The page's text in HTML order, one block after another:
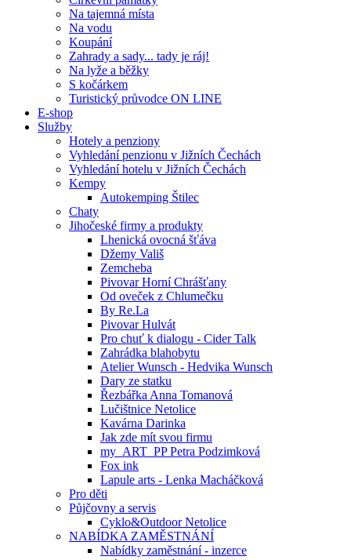
Na tajemná místa
Na vodu
Koupání
Zahrady a sady... tady je ráj!
Na lyže a běžky
S kočárkem
Turistický průvodce ON LINE
E-shop
Služby
Hotely a penziony
Vyhledání penzionu v Jižních Čechách
Vyhledání hotelu v Jižních Čechách
Kempy
Autokemping Štilec
Chaty
Jihočeské firmy a produkty
Lhenická ovocná šťáva
Džemy Vališ
Zemcheba
Pivovar Horní Chrášťany
Od oveček z Chlumečku
By Re.La
Pivovar Hulvát
Pro chuť k dialogu - Cider Talk
Zahrádka blahobytu
Atelier Wunsch - Hedvika Wunsch
Dary ze statku
Řezbářka Anna Tomanová
Lučištnice Netolice
Kavárna Darinka
Jak zde mít svou firmu
my_ART_PP Petra Podzimková
Fox ink
Lapule arts - Lenka Macháčková
Pro děti
Půjčovny a servis
Cyklo&Outdoor Netolice
NABÍDKA ZAMĚSTNÁNÍ
Nabídky zaměstnání - inzerce